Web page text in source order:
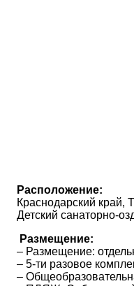
Расположение:
Краснодарский край,
Детский санаторно-
Размещение:
– Размещение:
– 5-ти разовое
–